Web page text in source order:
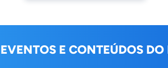
E CONTEÚDOS DO